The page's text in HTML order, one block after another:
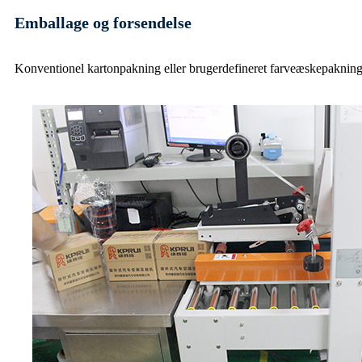
Emballage og forsendelse
Konventionel kartonpakning eller brugerdefineret farveæskepakning